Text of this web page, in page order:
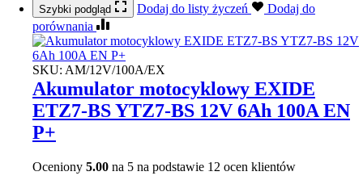
Szybki podgląd Dodaj do listy życzeń
Dodaj do
porównania
SKU: AM/12V/100A/EX
Akumulator motocyklowy EXIDE
ETZ7-BS YTZ7-BS 12V 6Ah 100A EN
P+
Oceniony 5.00 na 5 na podstawie 12 ocen klientów